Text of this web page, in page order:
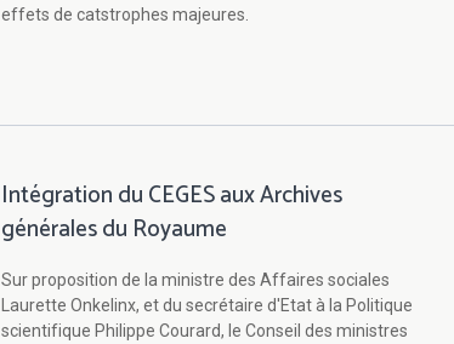
effets de catstrophes majeures.
Intégration du CEGES aux Archives
générales du Royaume
Sur proposition de la ministre des Affaires sociales
Laurette Onkelinx, et du secrétaire d'Etat à la Politique
scientifique Philippe Courard, le Conseil des ministres